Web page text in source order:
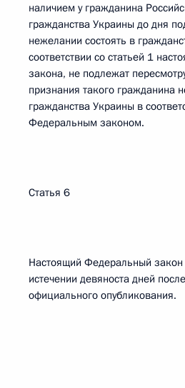
наличием у гражданина
гражданства Украины до дня
нежелании состоять в
соответствии со статьей 1
закона, не подлежат
признания такого гражданина
гражданства Украины в
Федеральным законом.
Статья 6
Настоящий Федеральный закон
истечении девяноста дней
официального опубликования.